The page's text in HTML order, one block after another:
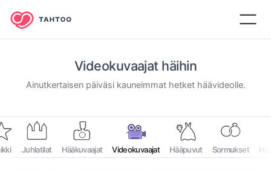
Videokuvaajat häihin
Ainutkertaisen päiväsi kauneimmat hetket häävideolle.
Juhlatilat Hääkuvaajat Videokuvaajat Hääpuvut Sormukset